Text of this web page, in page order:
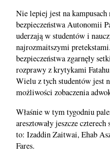
Nie lepiej jest na
bezpieczeństwa Autonomii
uderzają w studentów i
najrozmaitszymi
bezpieczeństwa zgarnęły
rozprawy z krytykami
Wielu z tych studentów jest
możliwości zobaczenia
Właśnie w tym tygodniu
aresztowały jeszcze
to: Izaddin Zaitwai, Ehab
Fares.